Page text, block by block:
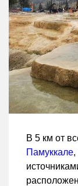
В 5 км от
Памуккале,